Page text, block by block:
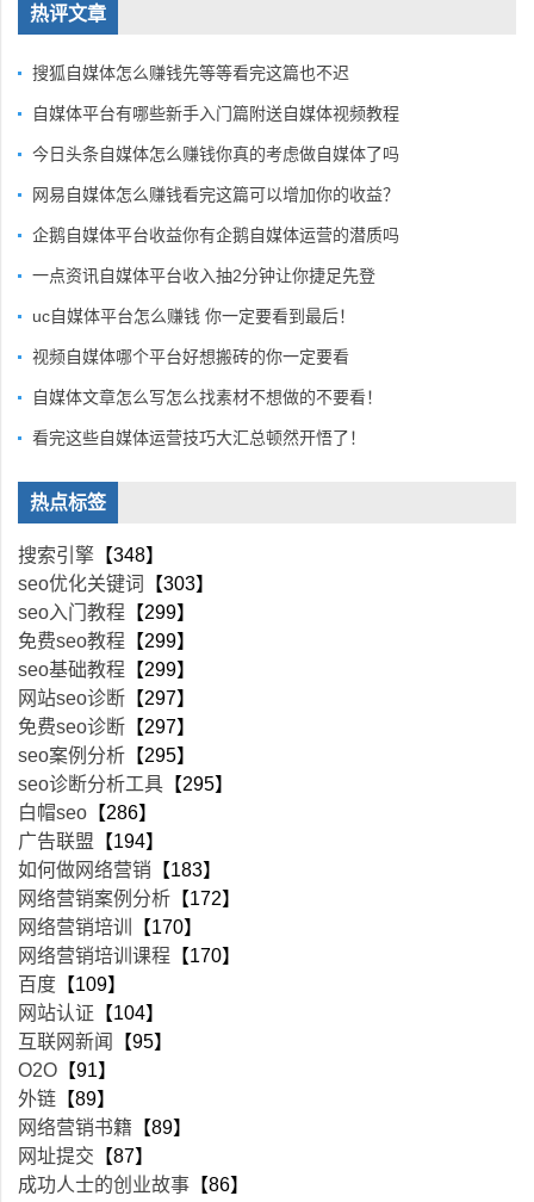
热评文章
搜狐自媒体怎么赚钱先等等看完这篇也不迟
自媒体平台有哪些新手入门篇附送自媒体视频教程
今日头条自媒体怎么赚钱你真的考虑做自媒体了吗
网易自媒体怎么赚钱看完这篇可以增加你的收益？
企鹅自媒体平台收益你有企鹅自媒体运营的潜质吗
一点资讯自媒体平台收入抽2分钟让你捷足先登
uc自媒体平台怎么赚钱 你一定要看到最后！
视频自媒体哪个平台好想搬砖的你一定要看
自媒体文章怎么写怎么找素材不想做的不要看！
看完这些自媒体运营技巧大汇总顿然开悟了！
热点标签
搜索引擎 【348】
seo优化关键词
【303】
seo入门教程 【299】
免费seo教程 【299】
seo基础教程 【299】
网站seo诊断 【297】
免费seo诊断 【297】
seo案例分析 【295】
seo诊断分析工具 【295】
白帽seo 【286】
广告联盟 【194】
如何做网络营销 【183】
网络营销案例分析 【172】
网络营销培训
【170】
网络营销培训课程 【170】
百度 【109】
网站认证 【104】
互联网新闻
【95】
O2O 【91】
外链 【89】
网络营销书籍 【89】
网址提交 【87】
成功人士的创业故事 【86】